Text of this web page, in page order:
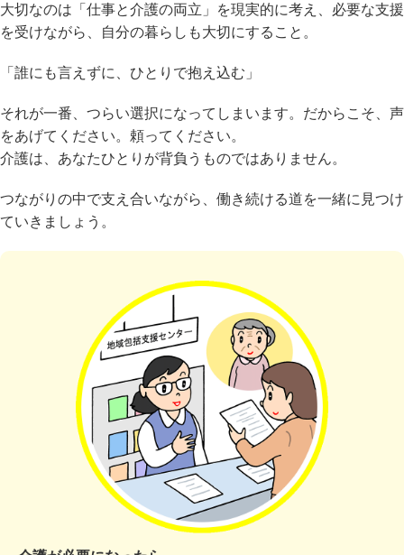
大切なのは「仕事と介護の両立」を現実的に考え、必要な支援
を受けながら、自分の暮らしも大切にすること。
「誰にも言えずに、ひとりで抱え込む」
それが一番、つらい選択になってしまいます。だからこそ、声
をあげてください。頼ってください。
介護は、あなたひとりが背負うものではありません。
つながりの中で支え合いながら、働き続ける道を一緒に見つけ
ていきましょう。